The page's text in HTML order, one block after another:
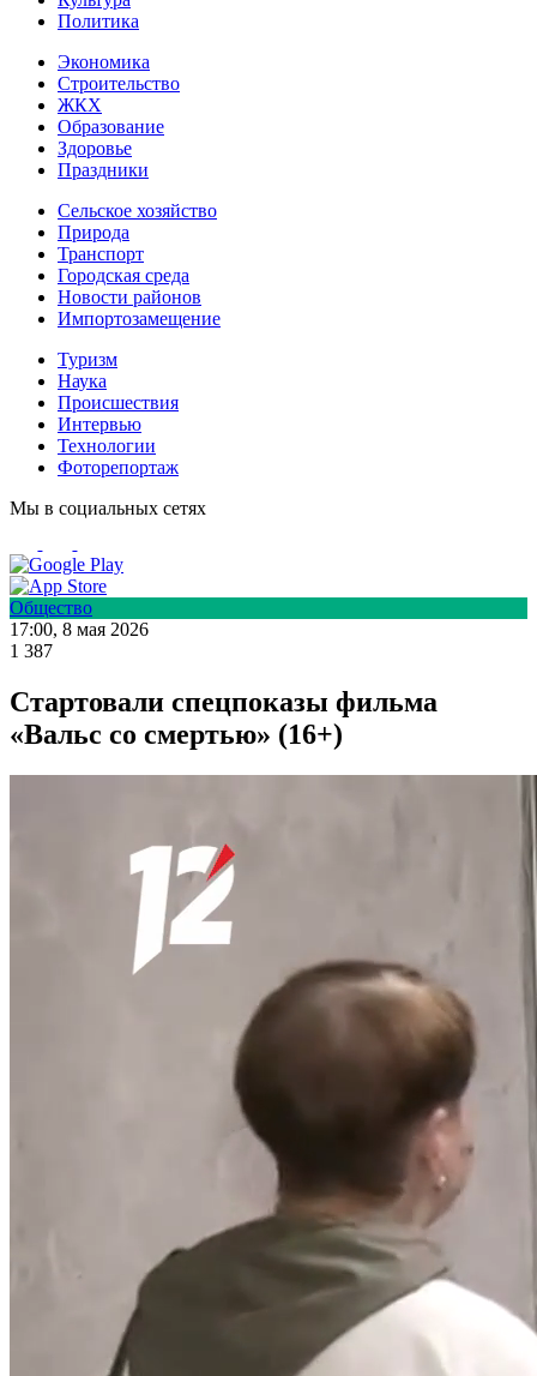
Политика
Экономика
Строительство
ЖКХ
Образование
Здоровье
Праздники
Сельское хозяйство
Природа
Транспорт
Городская среда
Новости районов
Импортозамещение
Туризм
Наука
Происшествия
Интервью
Технологии
Фоторепортаж
Мы в социальных сетях
Общество
17:00, 8 мая 2026
1 387
Стартовали спецпоказы фильма
«Вальс со смертью» (16+)